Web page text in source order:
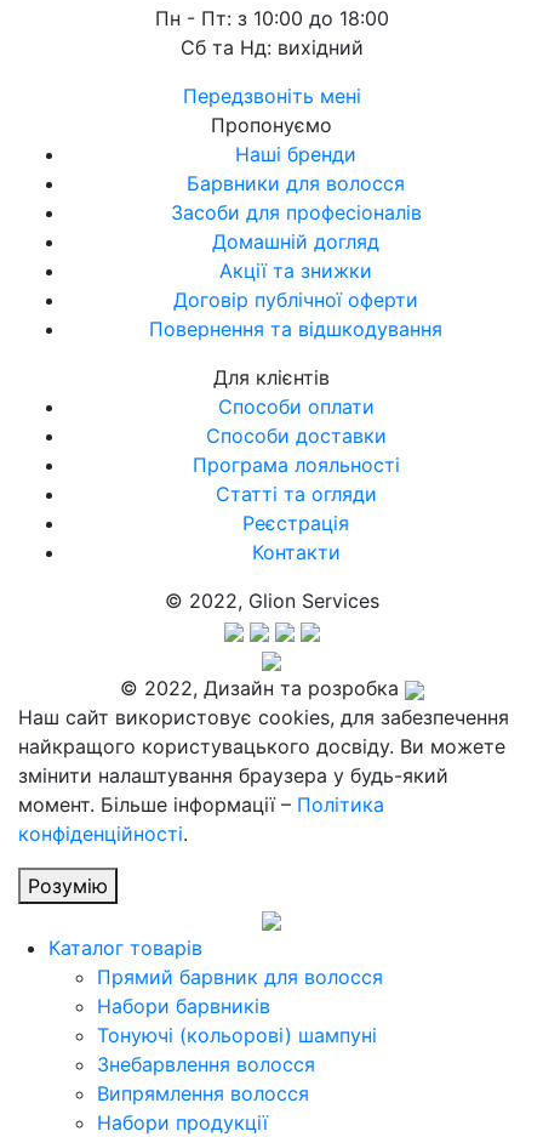
Пн - Пт: з 10:00 до 18:00
Сб та Нд: вихідний
Передзвоніть мені
Пропонуємо
Наші бренди
Барвники для волосся
Засоби для професіоналів
Домашній догляд
Акції та знижки
Договір публічної оферти
Повернення та відшкодування
Для клієнтів
Способи оплати
Способи доставки
Програма лояльності
Статті та огляди
Реєстрація
Контакти
© 2022, Glion Services
© 2022, Дизайн та розробка
Наш сайт використовує cookies, для забезпечення
найкращого користувацького досвіду. Ви можете
змінити налаштування браузера у будь-який
момент. Більше інформації – Політика
конфіденційності.
Розумію
Каталог товарів
Прямий барвник для волосся
Набори барвників
Тонуючі (кольорові) шампуні
Знебарвлення волосся
Випрямлення волосся
Набори продукції